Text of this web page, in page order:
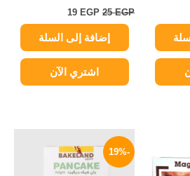
25EGP
19 EGP
إضافة إلى السلة
اشتري الآن
-19%
الأصلي
هو:
80 EGP.
الحالي
هو:
65 EGP.